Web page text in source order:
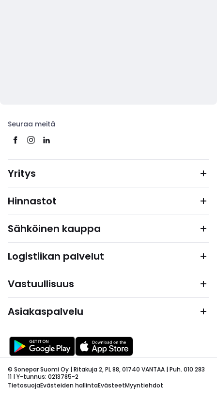
Seuraa meitä
Yritys
Hinnastot
Sähköinen kauppa
Logistiikan palvelut
Vastuullisuus
Asiakaspalvelu
© Sonepar Suomi Oy | Ritakuja 2, PL 88, 01740 VANTAA | Puh. 010 283
11 | Y-tunnus: 0213785-2
TietosuojaEvästeiden hallintaEvästeetMyyntiehdot